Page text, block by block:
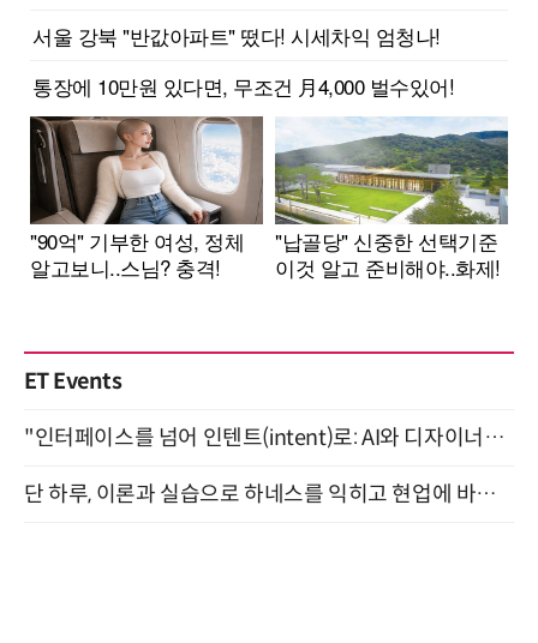
ET Events
"인터페이스를 넘어 인텐트(intent)로: AI와 디자이너가 함께 만드는 공존의 UX" 강남역 (9/2)
단 하루, 이론과 실습으로 하네스를 익히고 현업에 바로 쓰는 핸즈온 워크숍 (8/20)